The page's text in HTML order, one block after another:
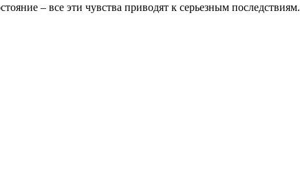
– все эти чувства приводят к серьезным последствиям.